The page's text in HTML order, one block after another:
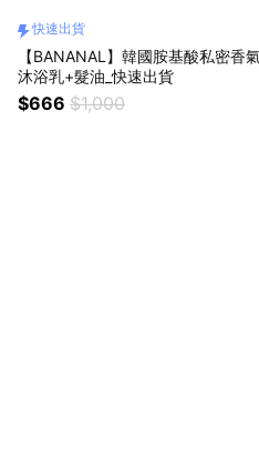
快速出貨
【BANANAL】韓國胺基酸私密香
沐浴乳+髮油_快速出貨
$666 $1,000